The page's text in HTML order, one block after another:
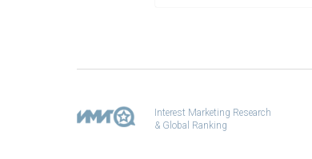
Interest Marketing Research
& Global Ranking